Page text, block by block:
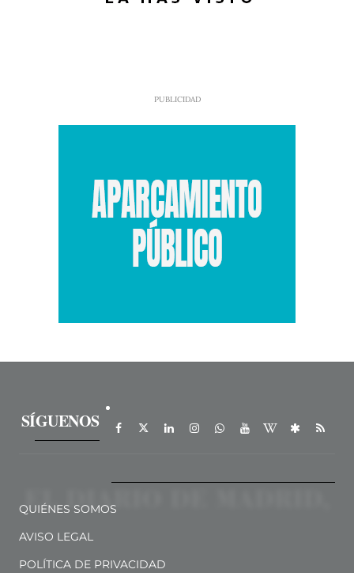
SÍGUENOS
QUIÉNES SOMOS
AVISO LEGAL
POLÍTICA DE PRIVACIDAD